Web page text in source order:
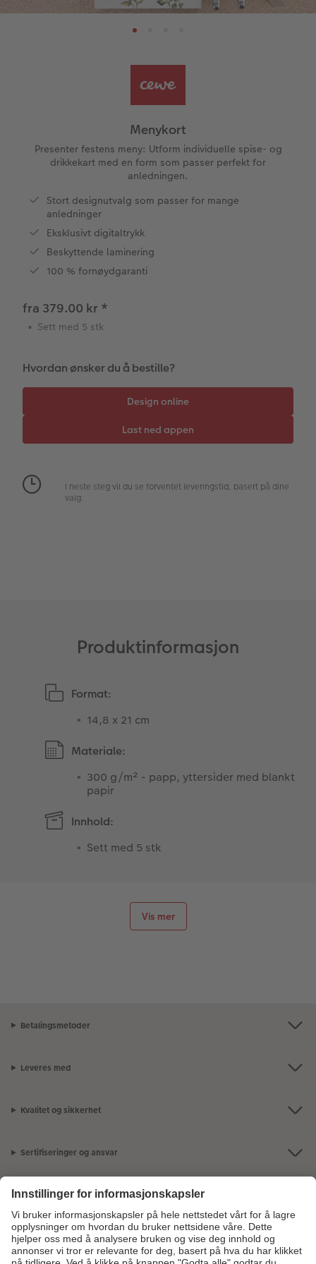
Papirtyper og omslag
CEWE FOTOBOK Color pop
Minnelomme
Tilbehør
Bilde i ramme
Bilde på skumplate
Bilde på akrylglass
Bilde på tre
Fotoplakat med kart
Fotoplakat med plakatlist
Hexxas
Fotopanel
Tilbehør
Art prints
Fotoplakat standardpapir
Fotoklistremerker
Tilbehør
Dekorasjon
Fotomagneter
Art prints
Fyll selv gaveeske
Mobildeksler
CEWE Gavekort
Anledninger
Design selv
Foldekort
Postkort
Kort med fotoinnstikk
Bordkort
Direkteforsendelse
Inspirasjon til bryllup
Planleggingskalender
Valgmuligheter
Tilbehør
Menykort
Presenter festens meny: Utform individuelle spise- og
drikkekart med en form som passer perfekt for
anledningen.
Stort designutvalg som passer for mange
anledninger
Eksklusivt digitaltrykk
Beskyttende laminering
100 % fornøydgaranti
fra 379.00 kr *
Sett med 5 stk
Hvordan ønsker du å bestille?
I neste steg vil du se forventet leveringstid, basert på dine
valg.
Produktinformasjon
Format:
14,8 x 21 cm
Materiale:
300 g/m² - papp, yttersider med blankt
papir
Innhold:
Sett med 5 stk
Vis mer
Betalingsmetoder
Leveres med
Kvalitet og sikkerhet
Sertifiseringer og ansvar
Kundeservice
Om oss